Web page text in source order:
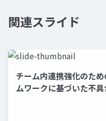
関連スライド
チーム内連携強化のた
ムワークに基づいた不